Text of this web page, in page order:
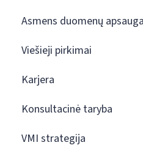
Asmens duomenų apsauga
Viešieji pirkimai
Karjera
Konsultacinė taryba
VMI strategija